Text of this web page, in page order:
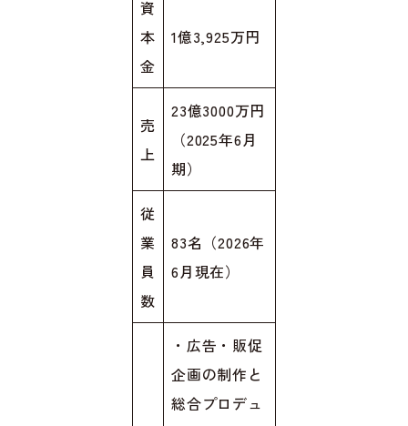
資
本
金
1億3,925万円
売
上
23億3000万円
（2025年6月
期）
従
業
員
数
83名（2026年
6月現在）
・広告・販促
企画の制作と
総合プロデュ